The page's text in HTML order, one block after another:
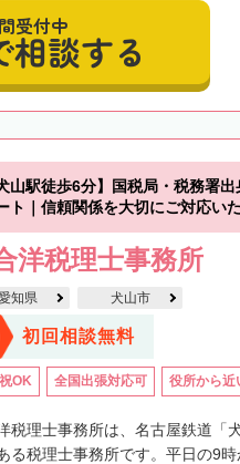
受付中
相談する
犬山駅徒歩6分】国税局・税務署
ト｜信頼関係を大切にご対応い
洋税理士事務所
知県 犬山市
初回相談無料
OK 全国出張対応可 役所から近
税理士事務所は、名古屋鉄道「
る税理士事務所です。平日の9